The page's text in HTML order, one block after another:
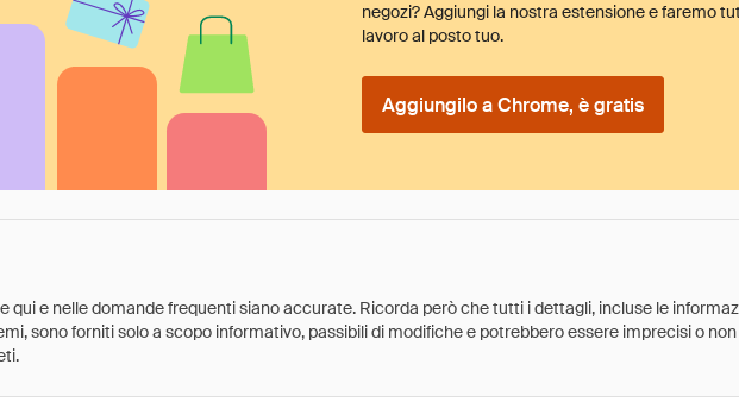
negozi? Aggiungi la nostra estensione e faremo
lavoro al posto tuo.
Aggiungilo a Chrome, è gratis
e nelle domande frequenti siano accurate. Ricorda però che tutti i dettagli, incluse le
sono forniti solo a scopo informativo, passibili di modifiche e potrebbero essere imprecisi o